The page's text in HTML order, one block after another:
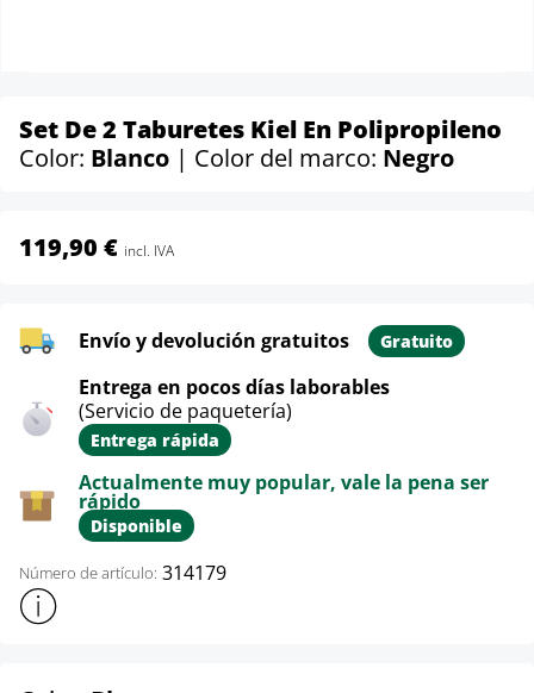
Set De 2 Taburetes Kiel En Polipropileno
Color: Blanco | Color del marco: Negro
119,90 € incl. IVA
Envío y devolución gratuitos Gratuito
Entrega en pocos días laborables
(Servicio de paquetería)
Entrega rápida
Actualmente muy popular, vale la pena ser
rápido
Disponible
Número de artículo: 314179
Mostrar más información sobre el producto